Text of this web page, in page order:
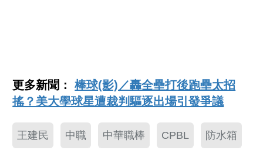
更多新聞：棒球(影)／轟全壘打後跑壘太招
搖？美大學球星遭裁判驅逐出場引發爭議
王建民 中職 中華職棒 CPBL 防水箱